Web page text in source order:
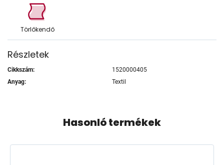
Törlőkendő
Részletek
Cikkszám:
1520000405
Anyag:
Textil
Hasonló termékek